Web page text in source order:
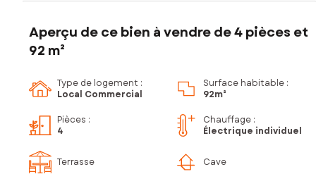
Aperçu de ce bien à vendre de 4 pièces et
92 m²
Type de logement :
Local Commercial
Surface habitable :
92m²
Pièces :
4
Chauffage :
Électrique individuel
Terrasse Cave